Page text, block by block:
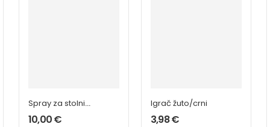
Spray za stolni
nogomet
10,00€
Igrač žuto/crni
3,98€